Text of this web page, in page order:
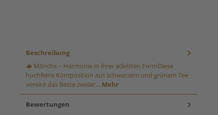
Beschreibung
🫖 Mönchs – Harmonie in ihrer edelsten FormDiese
hochfeine Komposition aus schwarzem und grünem Tee
vereint das Beste zweier… Mehr
Bewertungen